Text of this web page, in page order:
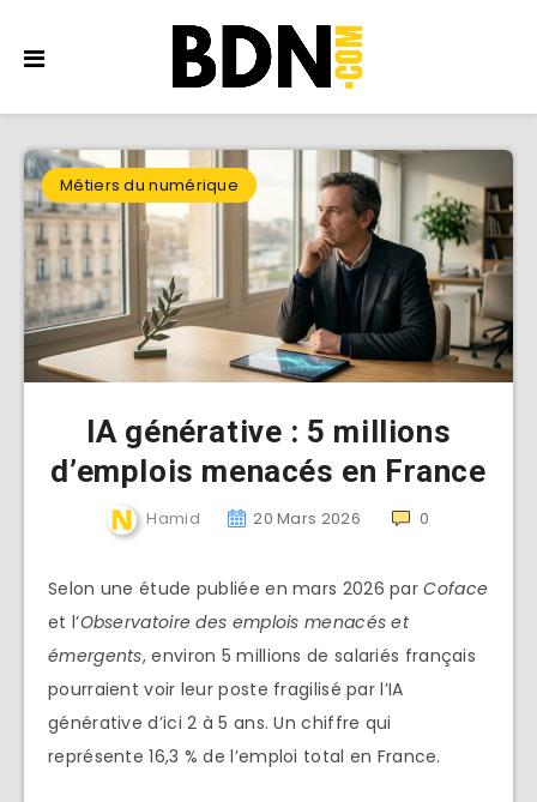
Métiers du numérique
IA générative : 5 millions
d’emplois menacés en France
Hamid 20 Mars 2026 0
Selon une étude publiée en mars 2026 parCoface
et l’Observatoire des emplois menacés et
émergents, environ 5 millions de salariés français
pourraient voir leur poste fragilisé par l’IA
générative d’ici 2 à 5 ans. Un chiffre qui
représente 16,3 % de l’emploi total en France.